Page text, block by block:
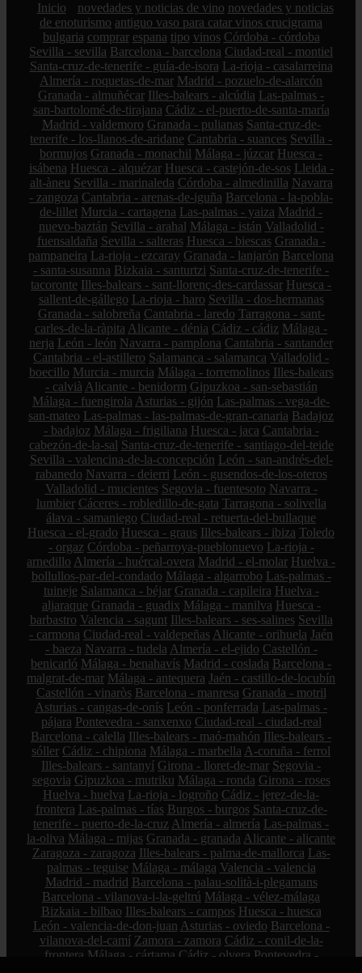
Inicio novedades y noticias de vino novedades y noticias
de enoturismo antiguo vaso para catar vinos crucigrama
bulgaria comprar espana tipo vinos Córdoba - córdoba
Sevilla - sevilla Barcelona - barcelona Ciudad-real - montiel
Santa-cruz-de-tenerife - guía-de-isora La-rioja - casalarreina
Almería - roquetas-de-mar Madrid - pozuelo-de-alarcón
Granada - almuñécar Illes-balears - alcúdia Las-palmas -
san-bartolomé-de-tirajana Cádiz - el-puerto-de-santa-maría
Madrid - valdemoro Granada - pulianas Santa-cruz-de-
tenerife - los-llanos-de-aridane Cantabria - suances Sevilla -
bormujos Granada - monachil Málaga - júzcar Huesca -
isábena Huesca - alquézar Huesca - castejón-de-sos Lleida -
alt-àneu Sevilla - marinaleda Córdoba - almedinilla Navarra
- zangoza Cantabria - arenas-de-iguña Barcelona - la-pobla-
de-lillet Murcia - cartagena Las-palmas - yaiza Madrid -
nuevo-baztán Sevilla - arahal Málaga - istán Valladolid -
fuensaldaña Sevilla - salteras Huesca - biescas Granada -
pampaneira La-rioja - ezcaray Granada - lanjarón Barcelona
- santa-susanna Bizkaia - santurtzi Santa-cruz-de-tenerife -
tacoronte Illes-balears - sant-llorenç-des-cardassar Huesca -
sallent-de-gállego La-rioja - haro Sevilla - dos-hermanas
Granada - salobreña Cantabria - laredo Tarragona - sant-
carles-de-la-ràpita Alicante - dénia Cádiz - cádiz Málaga -
nerja León - león Navarra - pamplona Cantabria - santander
Cantabria - el-astillero Salamanca - salamanca Valladolid -
boecillo Murcia - murcia Málaga - torremolinos Illes-balears
- calvià Alicante - benidorm Gipuzkoa - san-sebastián
Málaga - fuengirola Asturias - gijón Las-palmas - vega-de-
san-mateo Las-palmas - las-palmas-de-gran-canaria Badajoz
- badajoz Málaga - frigiliana Huesca - jaca Cantabria -
cabezón-de-la-sal Santa-cruz-de-tenerife - santiago-del-teide
Sevilla - valencina-de-la-concepción León - san-andrés-del-
rabanedo Navarra - deierri León - gusendos-de-los-oteros
Valladolid - mucientes Segovia - fuentesoto Navarra -
lumbier Cáceres - robledillo-de-gata Tarragona - solivella
álava - samaniego Ciudad-real - retuerta-del-bullaque
Huesca - el-grado Huesca - graus Illes-balears - ibiza Toledo
- orgaz Córdoba - peñarroya-pueblonuevo La-rioja -
arnedillo Almería - huércal-overa Madrid - el-molar Huelva -
bollullos-par-del-condado Málaga - algarrobo Las-palmas -
tuineje Salamanca - béjar Granada - capileira Huelva -
aljaraque Granada - guadix Málaga - manilva Huesca -
barbastro Valencia - sagunt Illes-balears - ses-salines Sevilla
- carmona Ciudad-real - valdepeñas Alicante - orihuela Jaén
- baeza Navarra - tudela Almería - el-ejido Castellón -
benicarló Málaga - benahavís Madrid - coslada Barcelona -
malgrat-de-mar Málaga - antequera Jaén - castillo-de-locubín
Castellón - vinaròs Barcelona - manresa Granada - motril
Asturias - cangas-de-onís León - ponferrada Las-palmas -
pájara Pontevedra - sanxenxo Ciudad-real - ciudad-real
Barcelona - calella Illes-balears - maó-mahón Illes-balears -
sóller Cádiz - chipiona Málaga - marbella A-coruña - ferrol
Illes-balears - santanyí Girona - lloret-de-mar Segovia -
segovia Gipuzkoa - mutriku Málaga - ronda Girona - roses
Huelva - huelva La-rioja - logroño Cádiz - jerez-de-la-
frontera Las-palmas - tías Burgos - burgos Santa-cruz-de-
tenerife - puerto-de-la-cruz Almería - almería Las-palmas -
la-oliva Málaga - mijas Granada - granada Alicante - alicante
Zaragoza - zaragoza Illes-balears - palma-de-mallorca Las-
palmas - teguise Málaga - málaga Valencia - valencia
Madrid - madrid Barcelona - palau-solità-i-plegamans
Barcelona - vilanova-i-la-geltrú Málaga - vélez-málaga
Bizkaia - bilbao Illes-balears - campos Huesca - huesca
León - valencia-de-don-juan Asturias - oviedo Barcelona -
vilanova-del-camí Zamora - zamora Cádiz - conil-de-la-
frontera Málaga - cártama Cádiz - olvera Pontevedra -